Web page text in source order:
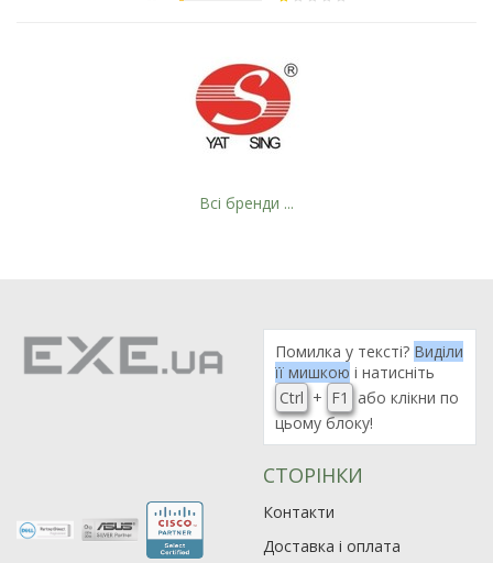
Рейтинг EXE.ua:4.6
Всі бренди ...
Помилка у тексті? Виділи
її мишкою і натисніть
Ctrl + F1
або клікни по
цьому блоку!
СТОРІНКИ
Контакти
Доставка і оплата